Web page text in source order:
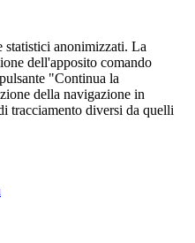
statistici anonimizzati. La
dell'apposito comando
"Continua la
della navigazione in
tracciamento diversi da quelli